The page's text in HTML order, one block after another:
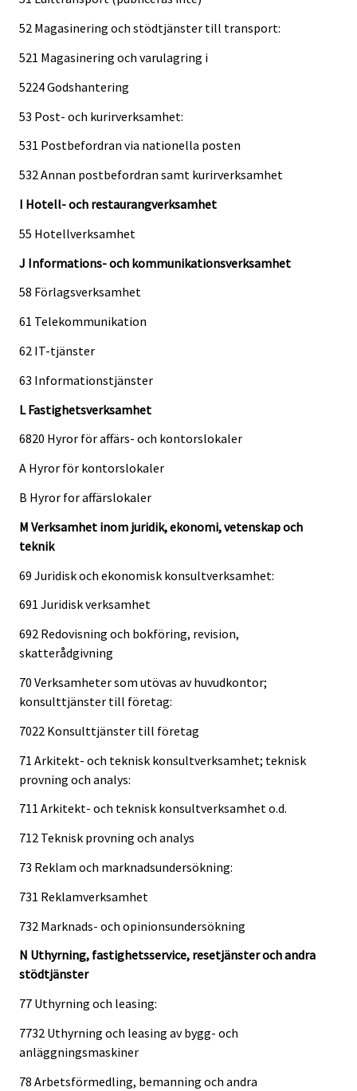
52 Magasinering och stödtjänster till transport:
521 Magasinering och varulagring i
5224 Godshantering
53 Post- och kurirverksamhet:
531 Postbefordran via nationella posten
532 Annan postbefordran samt kurirverksamhet
I Hotell- och restaurangverksamhet
55 Hotellverksamhet
J Informations- och kommunikationsverksamhet
58 Förlagsverksamhet
61 Telekommunikation
62 IT-tjänster
63 Informationstjänster
L Fastighetsverksamhet
6820 Hyror för affärs- och kontorslokaler
A Hyror för kontorslokaler
B Hyror for affärslokaler
M Verksamhet inom juridik, ekonomi, vetenskap och
teknik
69 Juridisk och ekonomisk konsultverksamhet:
691 Juridisk verksamhet
692 Redovisning och bokföring, revision,
skatterådgivning
70 Verksamheter som utövas av huvudkontor;
konsulttjänster till företag:
7022 Konsulttjänster till företag
71 Arkitekt- och teknisk konsultverksamhet; teknisk
provning och analys:
711 Arkitekt- och teknisk konsultverksamhet o.d.
712 Teknisk provning och analys
73 Reklam och marknadsundersökning:
731 Reklamverksamhet
732 Marknads- och opinionsundersökning
N Uthyrning, fastighetsservice, resetjänster och andra
stödtjänster
77 Uthyrning och leasing:
7732 Uthyrning och leasing av bygg- och
anläggningsmaskiner
78 Arbetsförmedling, bemanning och andra